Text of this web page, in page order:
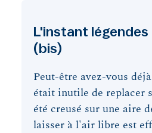
L'instant légendes
(bis)
Peut-être avez-vous
était inutile de replacer
été creusé sur une aire
laisser à l'air libre est